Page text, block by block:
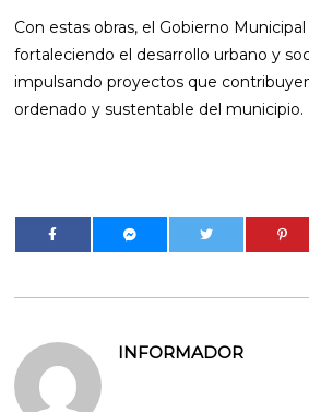
Con estas obras, el Gobierno
fortaleciendo el desarrollo urbano y
impulsando proyectos que
ordenado y sustentable del municipio.
INFORMADOR